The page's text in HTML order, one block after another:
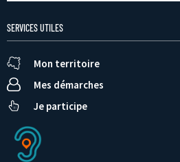
SERVICES UTILES
Mon territoire
Mes démarches
Je participe